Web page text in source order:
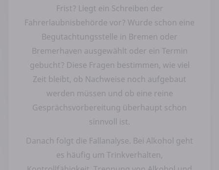
Frist? Liegt ein Schreiben der
Fahrerlaubnisbehörde vor? Wurde schon eine
Begutachtungsstelle in Bremen oder
Bremerhaven ausgewählt oder ein Termin
gebucht? Diese Fragen bestimmen, wie viel
Zeit bleibt, ob Nachweise noch aufgebaut
werden müssen und ob eine reine
Gesprächsvorbereitung überhaupt schon
sinnvoll ist.
Danach folgt die Fallanalyse. Bei Alkohol geht
es häufig um Trinkverhalten,